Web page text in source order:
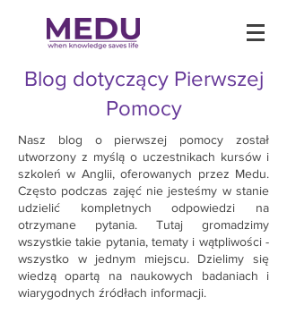
Blog dotyczący Pierwszej
Pomocy
Nasz blog o pierwszej pomocy został
utworzony z myślą o uczestnikach kursów i
szkoleń w Anglii, oferowanych przez Medu.
Często podczas zajęć nie jesteśmy w stanie
udzielić kompletnych odpowiedzi na
otrzymane pytania. Tutaj gromadzimy
wszystkie takie pytania, tematy i wątpliwości -
wszystko w jednym miejscu. Dzielimy się
wiedzą opartą na naukowych badaniach i
wiarygodnych źródłach informacji.